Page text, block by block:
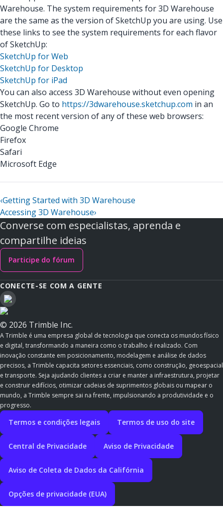
Warehouse. The system requirements for 3D Warehouse
are the same as the version of SketchUp you are using. Use
these links to see the system requirements for each flavor
of SketchUp:
SketchUp for Web
SketchUp for Desktop
SketchUp for iPad
You can also access 3D Warehouse without even opening
SketchUp. Go to https://3dwarehouse.sketchup.com in an
the most recent version of any of these web browsers:
Google Chrome
Firefox
Safari
Microsoft Edge
‹Getting Started with 3D Warehouse
Accessing 3D Warehouse›
Converse com especialistas, aprenda e
compartilhe ideias
Participe do fórum
CONECTE-SE COM A GENTE
© 2026 Trimble Inc.
A Trimble é uma empresa global de tecnologia que conecta os mundos físico
e digital, transformando a maneira como o trabalho é realizado. Com
inovação constante em posicionamento, modelagem e análise de dados
precisos, a Trimble capacita setores essenciais, como construção, geoespacial
e transporte. Seja ajudando clientes a criar e manter a infraestrutura, projetar
e construir edifícios, otimizar cadeias de suprimentos globais ou mapear o
mundo, a Trimble sempre sai na frente, impulsionando a produtividade e o
progresso.
Termos e condições legais Termos de uso do site
Central de Privacidade Aviso de Privacidade
Aviso de Coleta de Dados da Califórnia
Opções de privacidade (EUA)